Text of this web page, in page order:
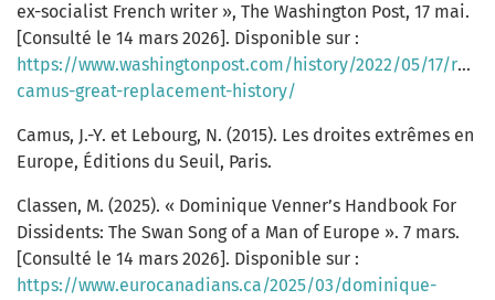
ex-socialist French writer », The Washington Post, 17 mai.
[Consulté le 14 mars 2026]. Disponible sur :
https://www.washingtonpost.com/history/2022/05/17/
camus-great-replacement-history/
Camus, J.-Y. et Lebourg, N. (2015). Les droites extrêmes en
Europe, Éditions du Seuil, Paris.
Classen, M. (2025). « Dominique Venner’s Handbook For
Dissidents: The Swan Song of a Man of Europe ». 7 mars.
[Consulté le 14 mars 2026]. Disponible sur :
https://www.eurocanadians.ca/2025/03/dominique-